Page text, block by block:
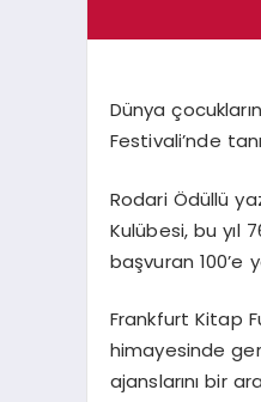
Dünya
Festivali’nde
Rodari Ödüllü
Kulübesi, bu yıl
başvuran 100’e
Frankfurt Kitap
himayesinde
ajanslarını bir